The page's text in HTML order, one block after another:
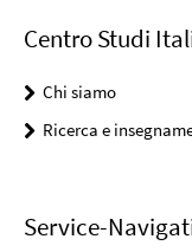
Centro Studi
Chi siamo
Ricerca e
Service-